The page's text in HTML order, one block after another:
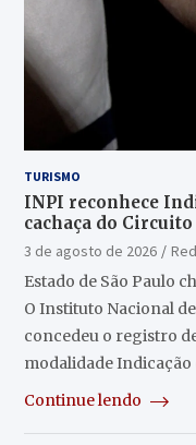
TURISMO
INPI reconhece
cachaça do
3 de agosto de 2026
Estado de São Paulo
O Instituto Nacional
concedeu o registro
modalidade
Continue lendo